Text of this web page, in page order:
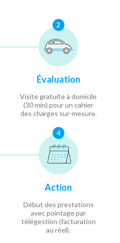
2
Évaluation
Visite gratuite à domicile
(30 min) pour un cahier
des charges sur-mesure.
4
Action
Début des prestations
avec pointage par
télégestion (facturation
au réel).